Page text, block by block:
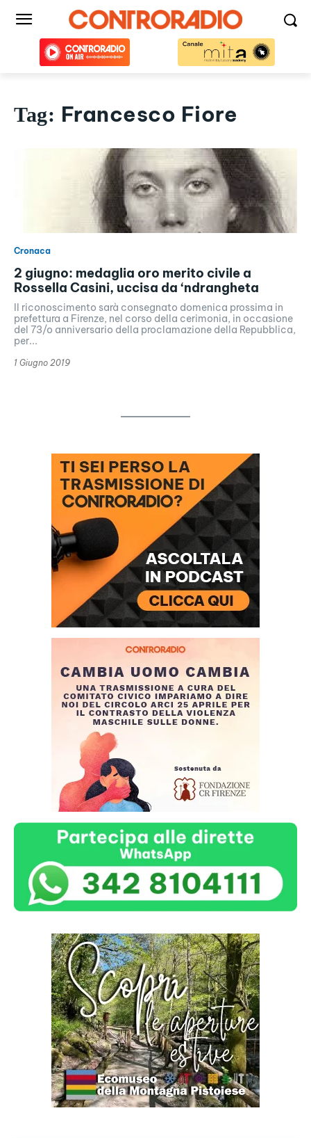
Tag: Francesco Fiore
Cronaca
2 giugno: medaglia oro merito civile a
Rossella Casini, uccisa da ‘ndrangheta
Il riconoscimento sarà consegnato domenica prossima in
prefettura a Firenze, nel corso della cerimonia, in occasione
del 73/o anniversario della proclamazione della Repubblica,
per...
1 Giugno 2019